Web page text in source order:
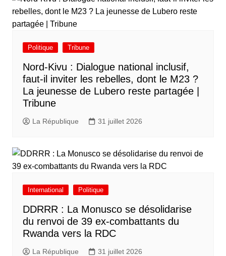
Politique Tribune
Nord-Kivu : Dialogue national inclusif,
faut-il inviter les rebelles, dont le M23 ?
La jeunesse de Lubero reste partagée |
Tribune
La République 31 juillet 2026
International Politique
DDRRR : La Monusco se désolidarise
du renvoi de 39 ex-combattants du
Rwanda vers la RDC
La République 31 juillet 2026